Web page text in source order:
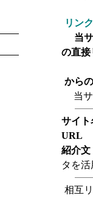
リン
当
の直接
から
当サ
サイト
URL
紹介文
タを
相互